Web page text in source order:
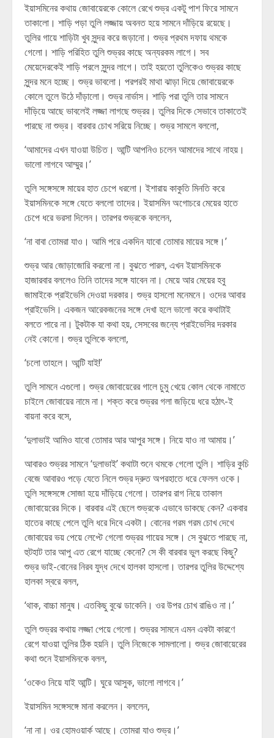
ইয়াসমিনের কথায় জোবায়েরকে কোলে রেখে শুভ্র একটু পাশ ফিরে সামনে
তাকালো। শাড়ি পড়া তুলি লজ্জায় অবনত হয়ে সামনে দাঁড়িয়ে রয়েছে।
তুলির গায়ে শাড়িটা খুব সুন্দর করে জড়ানো। শুভ্র প্রথম দফায় থমকে
গেলো। শাড়ি পরিহিত তুলি শুভ্রর কাছে অন্যরকম লাগে। সব
মেয়েদেরকেই শাড়ি পরলে সুন্দর লাগে। তাই হয়তো তুলিকেও শুভ্রর কাছে
সুন্দর মনে হচ্ছে। শুভ্র ভাবলো। পরপরই মাথা ঝাড়া দিয়ে জোবায়েরকে
কোলে তুলে উঠে দাঁড়ালো। শুভ্র নার্ভাস। শাড়ি পরা তুলি তার সামনে
দাঁড়িয়ে আছে ভাবলেই লজ্জা লাগছে শুভ্রর। তুলির দিকে সেভাবে তাকাতেই
পারছে না শুভ্র। বারবার চোখ সরিয়ে নিচ্ছে। শুভ্র সামলে বললো,
‘আমাদের এখন যাওয়া উচিত। আন্টি আপনিও চলেন আমাদের সাথে নাহয়।
ভালো লাগবে আম্মুর।’
তুলি সঙ্গেসঙ্গে মায়ের হাত চেপে ধরলো। ইশারায় কাকুতি মিনতি করে
ইয়াসমিনকে সঙ্গে যেতে বললো তাদের। ইয়াসমিন অগোচরে মেয়ের হাতে
চেপে ধরে ভরসা দিলেন। তারপর শুভ্রকে বললেন,
‘না বাবা তোমরা যাও। আমি পরে একদিন যাবো তোমার মায়ের সঙ্গে।’
শুভ্র আর জোড়াজোরি করলো না। বুঝতে পারল, এখন ইয়াসমিনকে
হাজারবার বললেও তিনি তাদের সঙ্গে যাবেন না। মেয়ে আর মেয়ের হবু
জামাইকে প্রাইভেসি দেওয়া দরকার। শুভ্র হাসলো মনেমনে। ওদের আবার
প্রাইভেসি। একজন আরেকজনের সঙ্গে দেখা হলে ভালো করে কথাটাই
বলতে পারে না। টুকটাক যা কথা হয়, সেসবের জন্যে প্রাইভেসির দরকার
নেই কোনো। শুভ্র তুলিকে বললো,
‘চলো তাহলে। আন্টি যাই!’
তুলি সামনে এগুলো। শুভ্র জোবায়েরের গালে চুমু খেয়ে কোল থেকে নামাতে
চাইলে জোবায়ের নামে না। শক্ত করে শুভ্রর গলা জড়িয়ে ধরে হঠাৎ-ই
বায়না করে বসে,
‘দুলাভাই আমিও যাবো তোমার আর আপুর সঙ্গে। নিয়ে যাও না আমায়।’
আবারও শুভ্রর সামনে ‘দুলাভাই’ কথাটা শুনে থমকে গেলো তুলি। শাড়ির কুচি
বেজে আবারও পড়ে যেতে নিলে শুভ্র দ্রুত অপরহাতে ধরে ফেলল ওকে।
তুলি সঙ্গেসঙ্গে সোজা হয়ে দাঁড়িয়ে গেলো। তারপর রাগ নিয়ে তাকাল
জোবায়েরের দিকে। বারবার এই ছেলে শুভ্রকে এভাবে ডাকছে কেন? একবার
হাতের কাছে পেলে তুলি ধরে দিবে একটা। বোনের গরম গরম চোখ দেখে
জোবায়ের ভয় পেয়ে লেপ্টে গেলো শুভ্রর গায়ের সঙ্গে। সে বুঝতে পারছে না,
হুটহাট তার আপু এত রেগে যাচ্ছে কেনো? সে কী বারবার ভুল করছে কিছু?
শুভ্র ভাই-বোনের নিরব যুদ্ধ দেখে হালকা হাসলো। তারপর তুলির উদ্দেশ্যে
হালকা স্বরে বলল,
‘থাক, বাচ্চা মানুষ। এতকিছু বুঝে ডাকেনি। ওর উপর চোখ রাঙিও না।’
তুলি শুভ্রর কথায় লজ্জা পেয়ে গেলো। শুভ্রর সামনে এমন একটা কারণে
রেগে যাওয়া তুলির ঠিক হয়নি। তুলি নিজেকে সামলালো। শুভ্র জোবায়েরের
কথা শুনে ইয়াসমিনকে বলল,
‘ওকেও নিয়ে যাই আন্টি। ঘুরে আসুক, ভালো লাগবে।’
ইয়াসমিন সঙ্গেসঙ্গে মানা করলেন। বললেন,
‘না না। ওর হোমওয়ার্ক আছে। তোমরা যাও শুভ্র।’